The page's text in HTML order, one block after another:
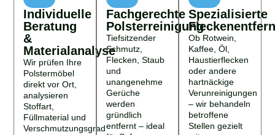
Individuelle
Beratung
&
Materialanalyse
Wir prüfen Ihre
Polstermöbel
direkt vor Ort,
analysieren
Stoffart,
Füllmaterial und
Verschmutzungsgrad
und wählen
Fachgerechte
Polsterreinigung
Tiefsitzender
Schmutz,
Flecken, Staub
und
unangenehme
Gerüche
werden
gründlich
entfernt – ideal
für Sofas,
Spezialisierte
Ob Rotwein,
Kaffee, Öl,
Haustierflecken
oder andere
hartnäckige
Verunreinigungen
– wir behandeln
betroffene
Stellen gezielt
mit